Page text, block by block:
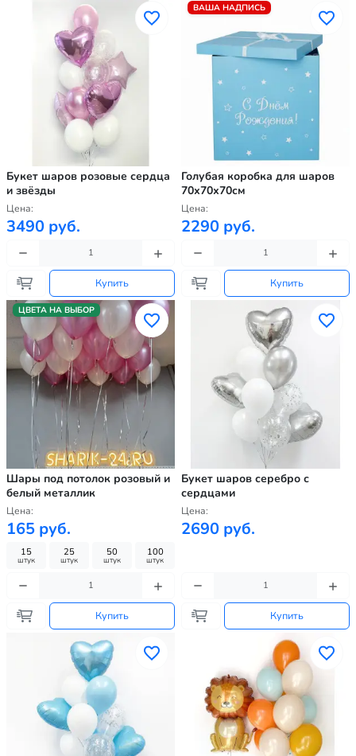
Букет шаров розовые сердца
и звёзды
Цена:
3490 руб.
Купить
ВАША НАДПИСЬ
Голубая коробка для шаров
70х70х70см
Цена:
2290 руб.
Купить
ЦВЕТА НА ВЫБОР
Шары под потолок розовый и
белый металлик
Цена:
165 руб.
15
штук
25
штук
50
штук
100
штук
Купить
Букет шаров серебро с
сердцами
Цена:
2690 руб.
Купить